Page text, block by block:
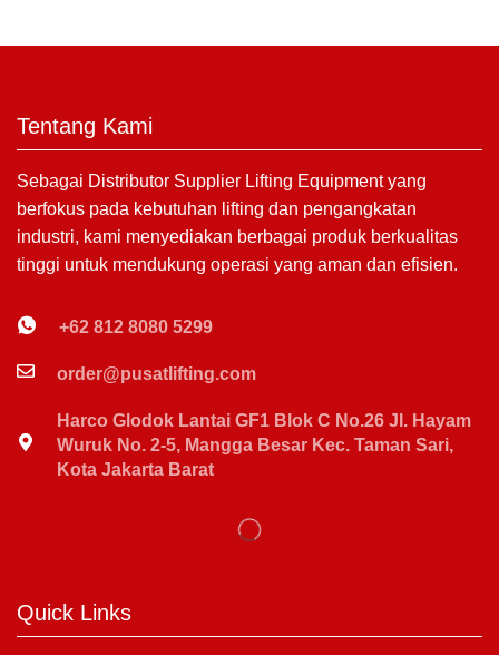
Tentang Kami
Sebagai Distributor Supplier Lifting Equipment yang
berfokus pada kebutuhan lifting dan pengangkatan
industri, kami menyediakan berbagai produk berkualitas
tinggi untuk mendukung operasi yang aman dan efisien.
+62 812 8080 5299
order@pusatlifting.com
Harco Glodok Lantai GF1 Blok C No.26 Jl. Hayam
Wuruk No. 2-5, Mangga Besar Kec. Taman Sari,
Kota Jakarta Barat
Quick Links